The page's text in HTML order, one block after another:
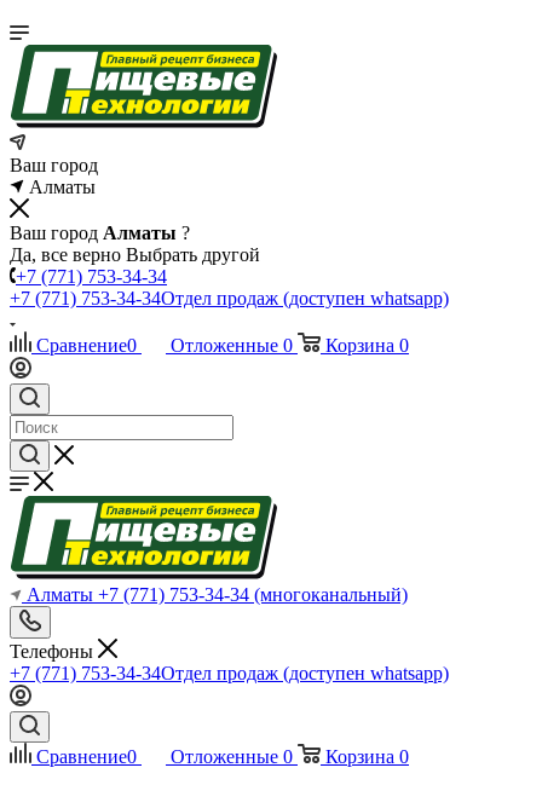
Ваш город
Алматы
Ваш город Алматы ?
Да, все верно Выбрать другой
+7 (771) 753-34-34
+7 (771) 753-34-34Отдел продаж (доступен whatsapp)
Сравнение0 Отложенные 0 Корзина 0
Алматы +7 (771) 753-34-34 (многоканальный)
Телефоны
+7 (771) 753-34-34Отдел продаж (доступен whatsapp)
Сравнение0 Отложенные 0 Корзина 0